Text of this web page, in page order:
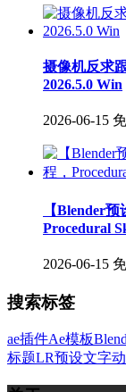
摄像机反求
2026.5.0 Win
2026-06-15
【Blender
Procedural
2026-06-15
搜索标签
ae插件Ae模板
标题LR预设文字